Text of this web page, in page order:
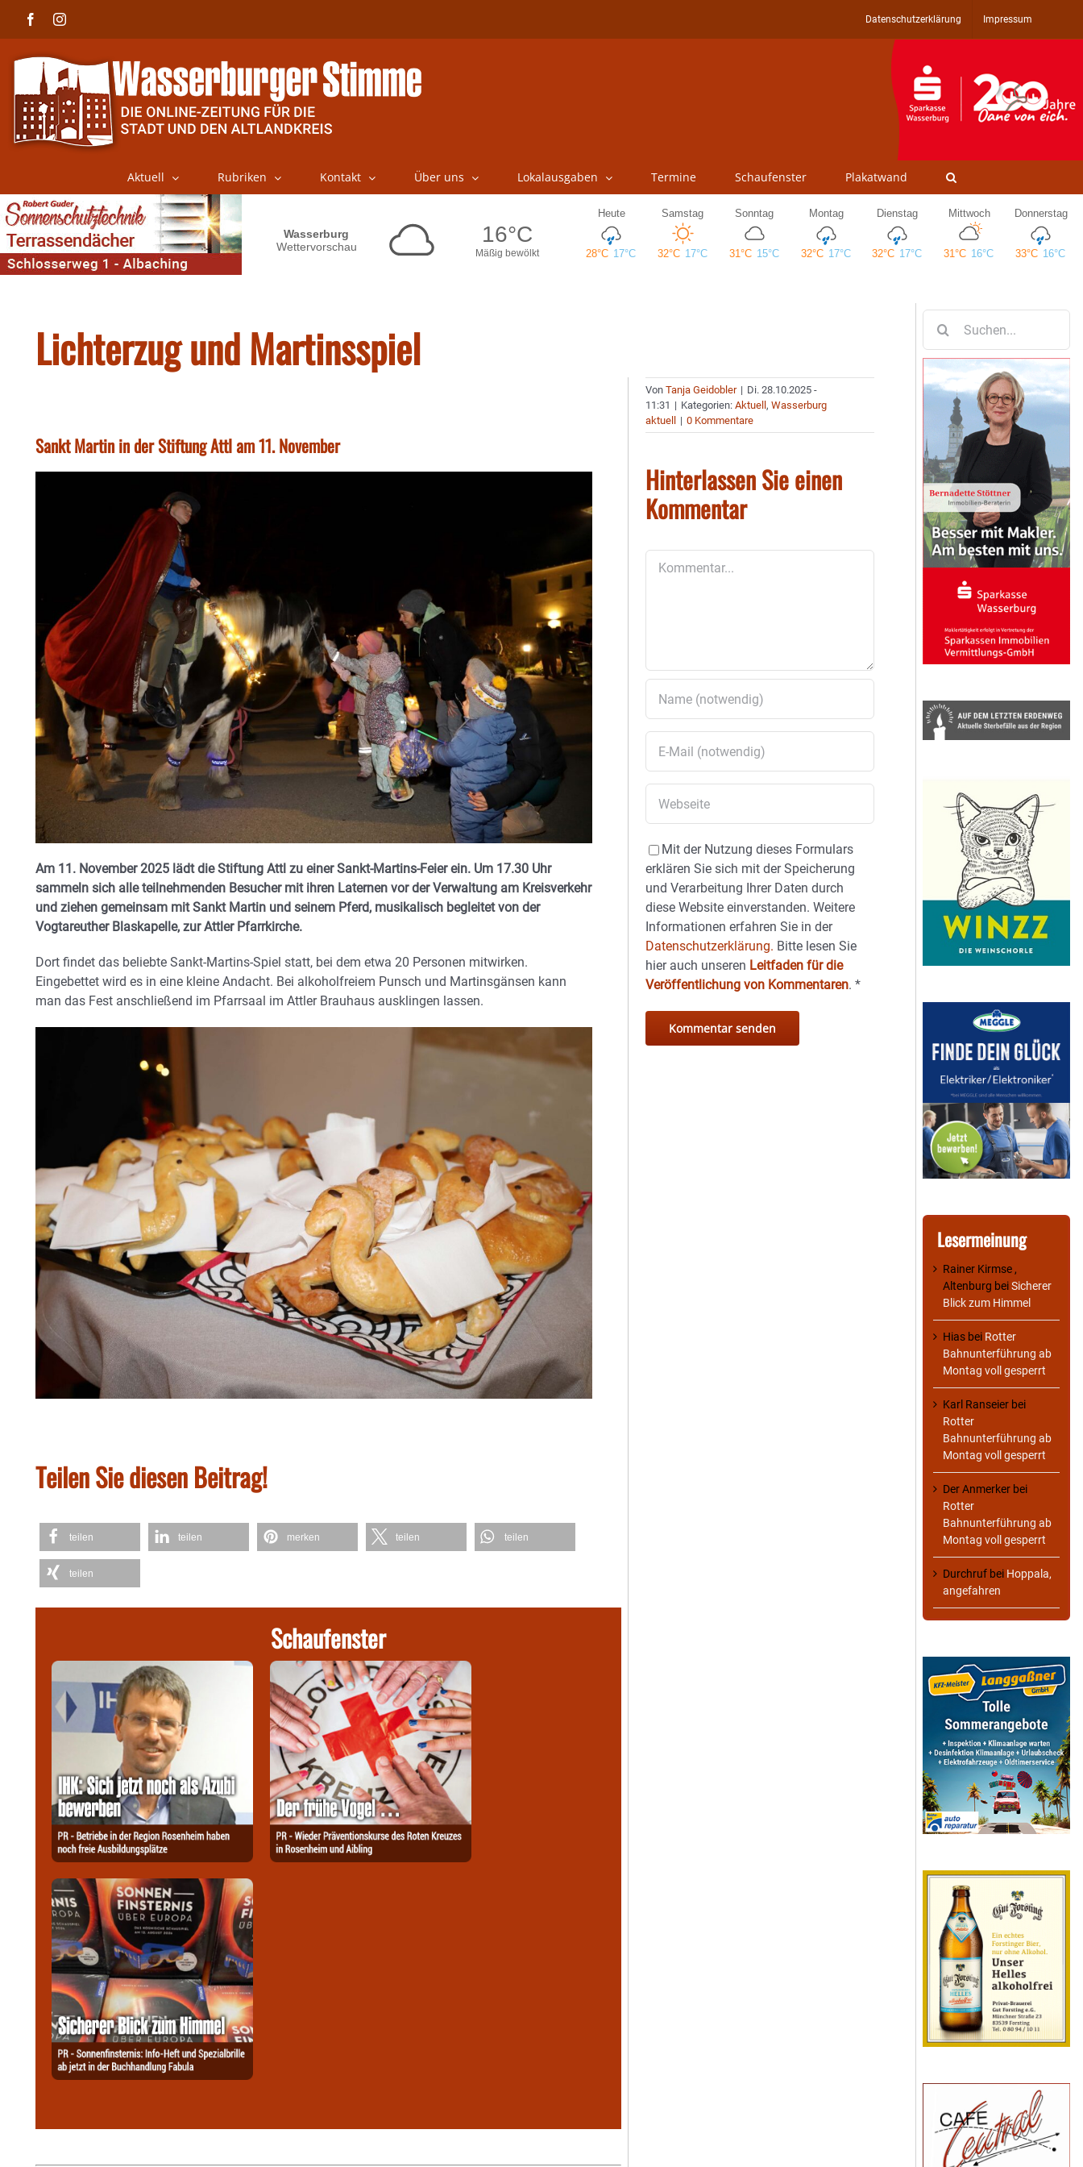
FacebookInstagram Datenschutzerklärung Impressum
Aktuell Rubriken Kontakt Über uns Lokalausgaben Termine Schaufenster Plakatwand
Lichterzug und Martinsspiel
Sankt Martin in der Stiftung Attl am 11. November
Am 11. November 2025 lädt die Stiftung Attl zu einer Sankt-Martins-Feier ein. Um 17.30 Uhr
sammeln sich alle teilnehmenden Besucher mit ihren Laternen vor der Verwaltung am Kreisverkehr
und ziehen gemeinsam mit Sankt Martin und seinem Pferd, musikalisch begleitet von der
Vogtareuther Blaskapelle, zur Attler Pfarrkirche.
Dort findet das beliebte Sankt-Martins-Spiel statt, bei dem etwa 20 Personen mitwirken.
Eingebettet wird es in eine kleine Andacht. Bei alkoholfreiem Punsch und Martinsgänsen kann
man das Fest anschließend im Pfarrsaal im Attler Brauhaus ausklingen lassen.
Teilen Sie diesen Beitrag!
teilen teilen merken teilen teilen
teilen
Schaufenster
VonTanja Geidobler | Di. 28.10.2025 -
11:31 | Kategorien:Aktuell,Wasserburg
aktuell
| 0 Kommentare
Hinterlassen Sie einen
Kommentar
Mit der Nutzung dieses Formulars
erklären Sie sich mit der Speicherung
und Verarbeitung Ihrer Daten durch
diese Website einverstanden. Weitere
Informationen erfahren Sie in der
Datenschutzerklärung. Bitte lesen Sie
hier auch unseren Leitfaden für die
Veröffentlichung von Kommentaren.*
nach:
Lesermeinung
Rainer Kirmse ,
Altenburg beiSicherer
Blick zum Himmel
Hias bei Rotter
Bahnunterführung ab
Montag voll gesperrt
Karl Ranseier bei
Rotter
Bahnunterführung ab
Montag voll gesperrt
Der Anmerker bei
Rotter
Bahnunterführung ab
Montag voll gesperrt
Durchruf bei Hoppala,
angefahren